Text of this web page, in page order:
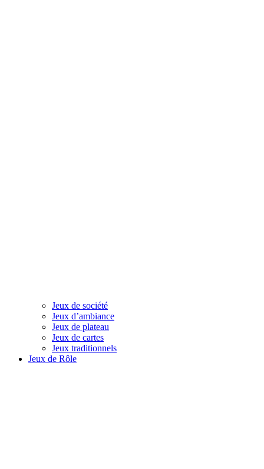
Jeux de société
Jeux d’ambiance
Jeux de plateau
Jeux de cartes
Jeux traditionnels
Jeux de Rôle